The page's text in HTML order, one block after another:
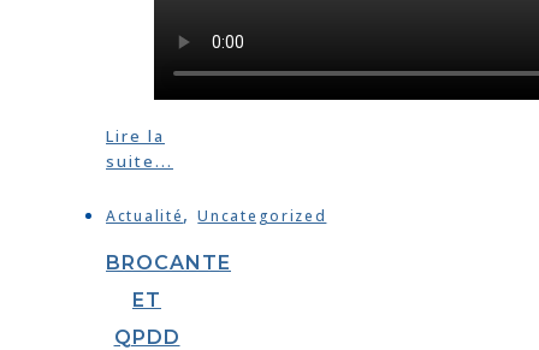
Lire la
suite...
Actualité,Uncategorized
BROCANTE
ET
QPDD